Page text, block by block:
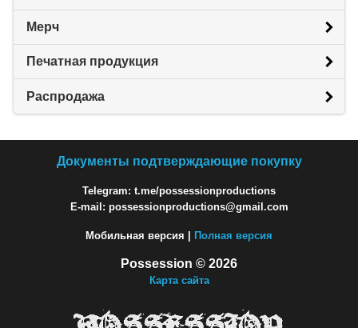
Мерч
Печатная продукция
Распродажа
Документы подтверждающие покупку
Telegram: t.me/possessionproductions
E-mail: possessionproductions@gmail.com
Мобильная версия | Полная версия
Possession © 2026
Карта сайта